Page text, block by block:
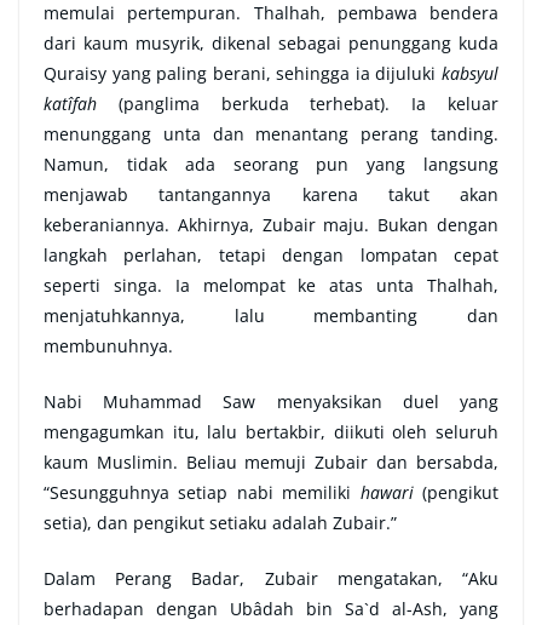
memulai pertempuran. Thalhah, pembawa bendera
dari kaum musyrik, dikenal sebagai penunggang kuda
Quraisy yang paling berani, sehingga ia dijuluki kabsyul
katîfah (panglima berkuda terhebat). Ia keluar
menunggang unta dan menantang perang tanding.
Namun, tidak ada seorang pun yang langsung
menjawab tantangannya karena takut akan
keberaniannya. Akhirnya, Zubair maju. Bukan dengan
langkah perlahan, tetapi dengan lompatan cepat
seperti singa. Ia melompat ke atas unta Thalhah,
menjatuhkannya, lalu membanting dan
membunuhnya.
Nabi Muhammad Saw menyaksikan duel yang
mengagumkan itu, lalu bertakbir, diikuti oleh seluruh
kaum Muslimin. Beliau memuji Zubair dan bersabda,
“Sesungguhnya setiap nabi memiliki hawari(pengikut
setia), dan pengikut setiaku adalah Zubair.”
Dalam Perang Badar, Zubair mengatakan, “Aku
berhadapan dengan Ubâdah bin Sa`d al-Ash, yang